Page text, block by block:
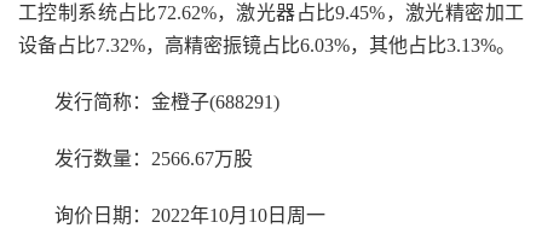
工控制系统占比72.62%，激光器占比9.45%，激光精密加工
设备占比7.32%，高精密振镜占比6.03%，其他占比3.13%。
发行简称：金橙子(688291)
发行数量：2566.67万股
询价日期：2022年10月10日周一